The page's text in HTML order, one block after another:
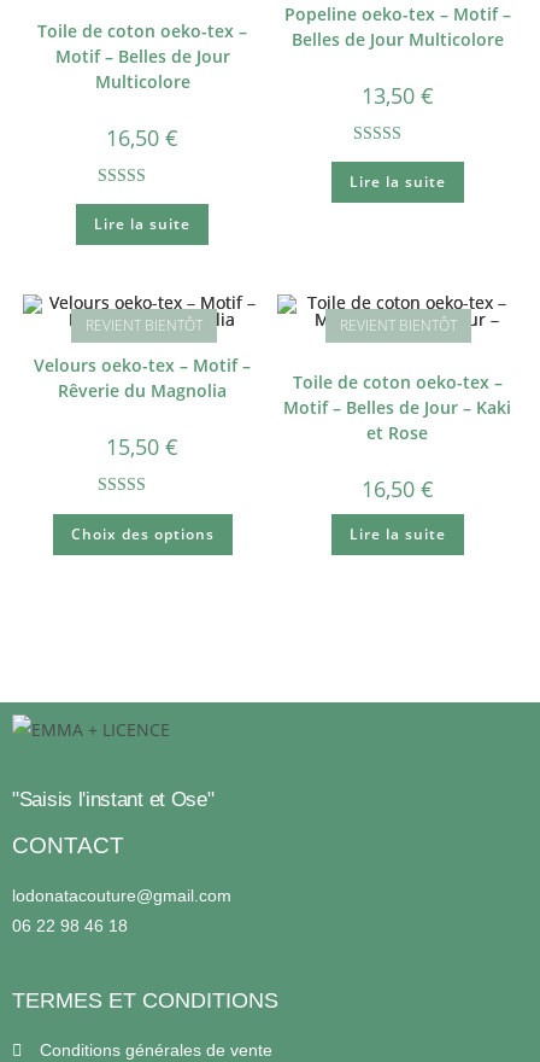
Toile de coton oeko-tex –
Motif – Belles de Jour
Multicolore
16,50€
Note5.00
sur 5
Lire la suite
Popeline oeko-tex – Motif –
Belles de Jour Multicolore
13,50 €
Note5.00
sur 5
Lire la suite
Velours oeko-tex – Motif –
Rêverie du Magnolia
15,50€
sur 5
Choix des options
Toile de coton oeko-tex –
Motif – Belles de Jour – Kaki
et Rose
16,50 €
Lire la suite
"Saisis l'instant et Ose"
CONTACT
lodonatacouture@gmail.com
06 22 98 46 18
TERMES ET CONDITIONS
Conditions générales de vente